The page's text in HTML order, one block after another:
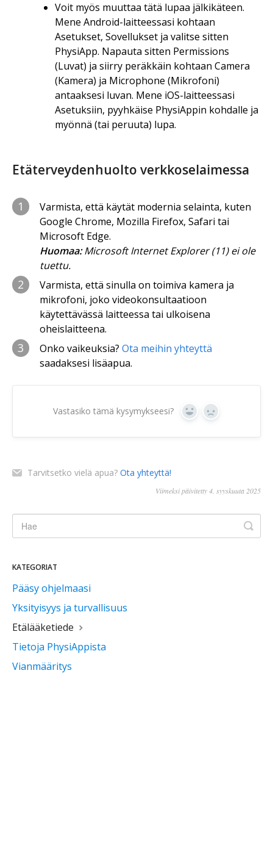
Voit myös muuttaa tätä lupaa jälkikäteen.
Mene Android-laitteessasi kohtaan
Asetukset, Sovellukset ja valitse sitten
PhysiApp. Napauta sitten Permissions
(Luvat) ja siirry peräkkäin kohtaan Camera
(Kamera) ja Microphone (Mikrofoni)
antaaksesi luvan. Mene iOS-laitteessasi
Asetuksiin, pyyhkäise PhysiAppin kohdalle ja
myönnä (tai peruuta) lupa.
Etäterveydenhuolto verkkoselaimessa
1
Varmista, että käytät modernia selainta, kuten
Google Chrome, Mozilla Firefox, Safari tai
Microsoft Edge.
Huomaa:Microsoft Internet Explorer (11) ei ole
tuettu.
2
Varmista, että sinulla on toimiva kamera ja
mikrofoni, joko videokonsultaatioon
käytettävässä laitteessa tai ulkoisena
oheislaitteena.
3 Onko vaikeuksia? Ota meihin yhteyttä
saadaksesi lisäapua.
Vastasiko tämä kysymykseesi? Kyllä Ei
Tarvitsetko vielä apua? Ota yhteyttä!
Viimeksi päivitetty 4. syyskuuta 2025
KATEGORIAT
Pääsy ohjelmaasi
Yksityisyys ja turvallisuus
Etälääketiede
Tietoja PhysiAppista
Vianmääritys